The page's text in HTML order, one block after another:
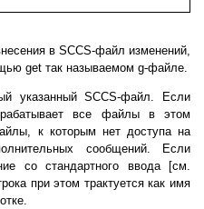
в SCCS-файл изменений,
get так называемом g-файле.
указанный SCCS-файл. Если
все файлы в этом
к которым нет доступа на
сообщений. Если
со стандартного ввода [см.
при этом трактуется как имя